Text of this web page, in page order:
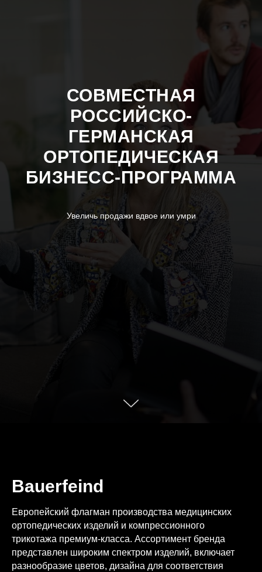
СОВМЕСТНАЯ
РОССИЙСКО-
ГЕРМАНСКАЯ
ОРТОПЕДИЧЕСКАЯ
БИЗНЕСС-ПРОГРАММА
Увеличь продажи вдвое или умри
Bauerfeind
Европейский флагман производства медицинских
ортопедических изделий и компрессионного
трикотажа премиум-класса. Ассортимент бренда
представлен широким спектром изделий, включает
разнообразие цветов, дизайна для соответствия